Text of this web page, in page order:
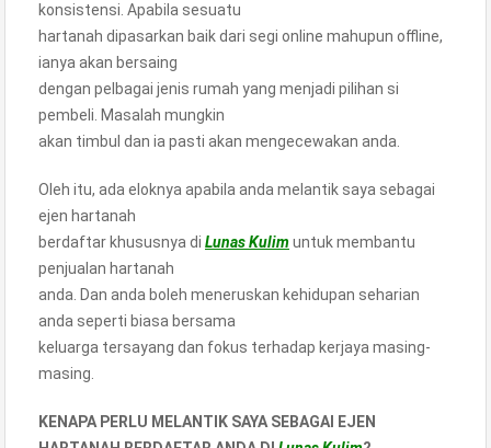
konsistensi. Apabila sesuatu
hartanah dipasarkan baik dari segi online mahupun offline,
ianya akan bersaing
dengan pelbagai jenis rumah yang menjadi pilihan si
pembeli. Masalah mungkin
akan timbul dan ia pasti akan mengecewakan anda.
Oleh itu, ada eloknya apabila anda melantik saya sebagai
ejen hartanah
berdaftar khususnya di Lunas Kulim untuk membantu
penjualan hartanah
anda. Dan anda boleh meneruskan kehidupan seharian
anda seperti biasa bersama
keluarga tersayang dan fokus terhadap kerjaya masing-
masing.
KENAPA PERLU MELANTIK SAYA SEBAGAI EJEN